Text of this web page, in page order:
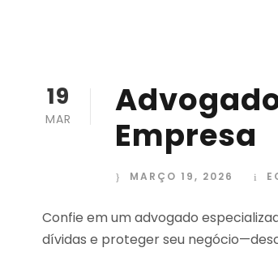
19
MAR
Empresa
MARÇO 19, 2026
Confie em um advogado
dívidas e proteger seu